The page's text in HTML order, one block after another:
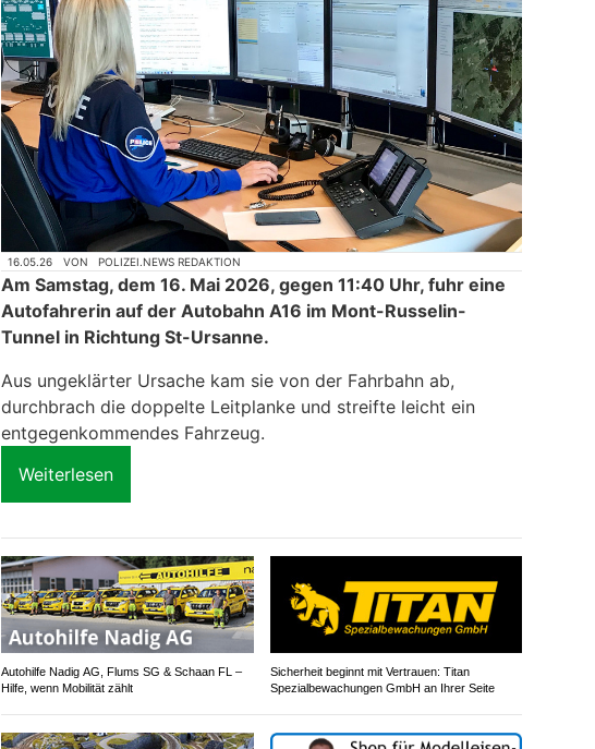
16.05.26 VON POLIZEI.NEWS REDAKTION
Am Samstag, dem 16. Mai 2026, gegen 11:40 Uhr, fuhr eine
Autofahrerin auf der Autobahn A16 im Mont-Russelin-
Tunnel in Richtung St-Ursanne.
Aus ungeklärter Ursache kam sie von der Fahrbahn ab,
durchbrach die doppelte Leitplanke und streifte leicht ein
entgegenkommendes Fahrzeug.
Weiterlesen
Autohilfe Nadig AG, Flums SG & Schaan FL –
Hilfe, wenn Mobilität zählt
Sicherheit beginnt mit Vertrauen: Titan
Spezialbewachungen GmbH an Ihrer Seite